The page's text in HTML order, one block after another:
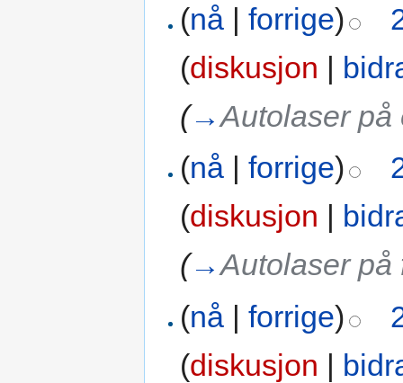
(nå |forrige)
(diskusjon |
(→Autolaser på
(nå |forrige)
(diskusjon |
(→Autolaser på
(nå |forrige)
(diskusjon |